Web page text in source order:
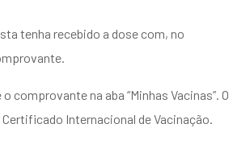
tenha recebido a dose com, no
comprovante na aba “Minhas Vacinas”. O
Internacional de Vacinação.